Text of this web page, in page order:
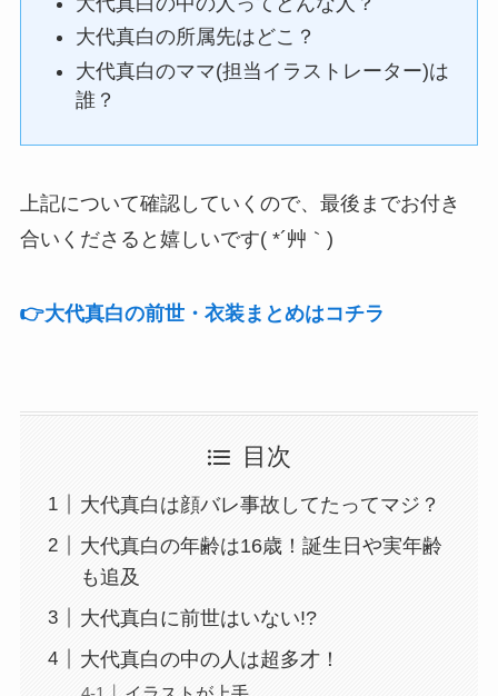
大代真白の所属先はどこ？
大代真白のママ(担当イラストレーター)は
誰？
上記について確認していくので、最後までお付き
合いくださると嬉しいです( *´艸｀)
👉️大代真白の前世・衣装まとめはコチラ
目次
大代真白は顔バレ事故してたってマジ？
大代真白の年齢は16歳！誕生日や実年齢
も追及
大代真白に前世はいない!?
大代真白の中の人は超多才！